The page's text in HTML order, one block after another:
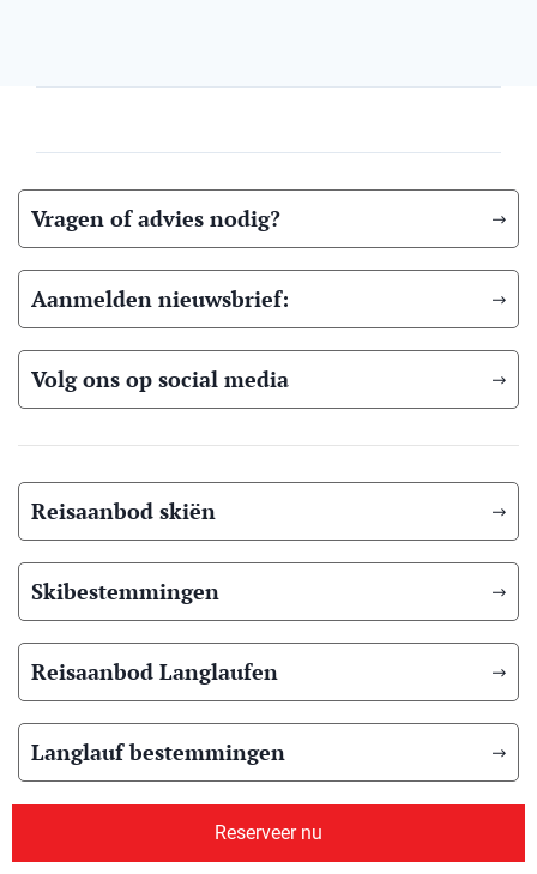
Reserveer nu
Vragen of advies nodig?
Aanmelden nieuwsbrief:
Volg ons op social media
Reisaanbod skiën
Skibestemmingen
Reisaanbod Langlaufen
Langlauf bestemmingen
Reisaanbod zomer